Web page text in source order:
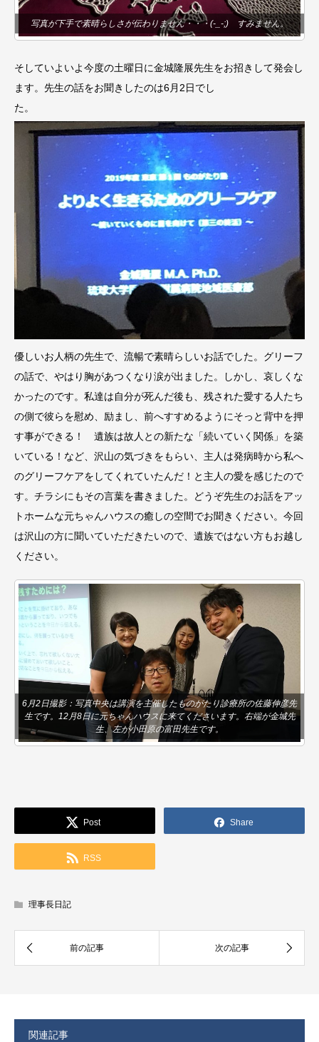
写真が下手で素晴らしさが伝わりません・・・(-_-;) すみません。
そしていよいよ今度の土曜日に金城隆展先生をお招きして発会し
ます。先生の話をお聞きしたのは6月2日でし
た。
優しいお人柄の先生で、流暢で素晴らしいお話でした。グリーフ
の話で、やはり胸があつくなり涙が出ました。しかし、哀しくな
かったのです。私達は自分が死んだ後も、残された愛する人たち
の側で彼らを慰め、励まし、前へすすめるようにそっと背中を押
す事ができる！ 遺族は故人との新たな「続いていく関係」を築
いている！など、沢山の気づきをもらい、主人は発病時から私へ
のグリーフケアをしてくれていたんだ！と主人の愛を感じたので
す。チラシにもその言葉を書きました。どうぞ先生のお話をアッ
トホームな元ちゃんハウスの癒しの空間でお聞きください。今回
は沢山の方に聞いていただきたいので、遺族ではない方もお越し
ください。
6月2日撮影：写真中央は講演を主催したものがたり診療所の佐藤伸彦先
生です。12月8日に元ちゃんハウスに来てくださいます。右端が金城先
生、左が小田原の富田先生です。
Post Share
RSS
理事長日記
関連記事